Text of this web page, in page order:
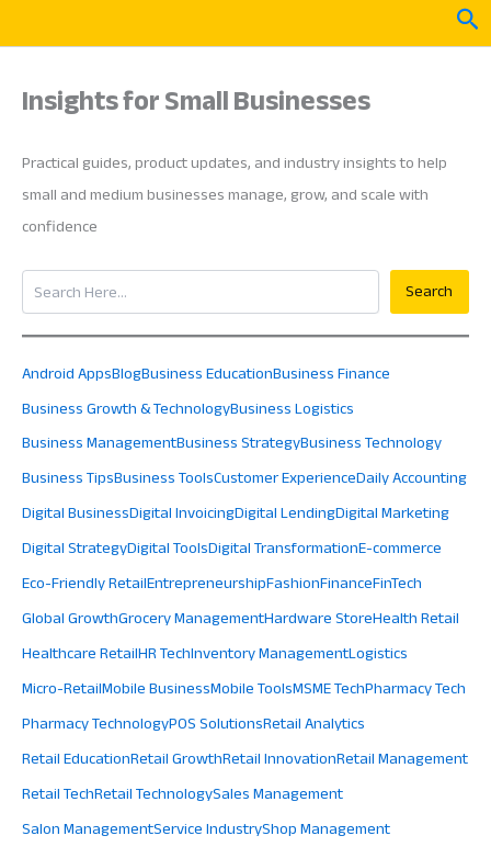
Insights for Small Businesses
Practical guides, product updates, and industry insights to help
small and medium businesses manage, grow, and scale with
confidence
Search
Search
Android AppsBlogBusiness EducationBusiness Finance
Business Growth & TechnologyBusiness Logistics
Business ManagementBusiness StrategyBusiness Technology
Business TipsBusiness ToolsCustomer ExperienceDaily Accounting
Digital BusinessDigital InvoicingDigital LendingDigital Marketing
Digital StrategyDigital ToolsDigital TransformationE-commerce
Eco-Friendly RetailEntrepreneurshipFashionFinanceFinTech
Global GrowthGrocery ManagementHardware StoreHealth Retail
Healthcare RetailHR TechInventory ManagementLogistics
Micro-RetailMobile BusinessMobile ToolsMSME TechPharmacy Tech
Pharmacy TechnologyPOS SolutionsRetail Analytics
Retail EducationRetail GrowthRetail InnovationRetail Management
Retail TechRetail TechnologySales Management
Salon ManagementService IndustryShop Management